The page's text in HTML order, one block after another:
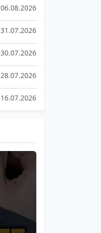
06.08.2026
31.07.2026
30.07.2026
28.07.2026
16.07.2026